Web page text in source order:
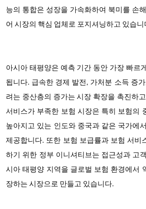
능의 통합은 성장을 가속화하여 북미를 손해
어 시장의 핵심 업체로 포지셔닝하고 있습니
아시아 태평양은 예측 기간 동안 가장 빠르
됩니다. 급속한 경제 발전, 가처분 소득 증
려는 중산층의 증가는 시장 확장을 촉진하
서비스가 부족한 보험 시장은 특히 보험의
높아지고 있는 인도와 중국과 같은 국가에
제공합니다. 또한 보험 보급률과 보험 서비
하기 위한 정부 이니셔티브는 접근성과 고
시아 태평양 지역을 글로벌 보험 환경에서
장하는 시장으로 만들고 있습니다.